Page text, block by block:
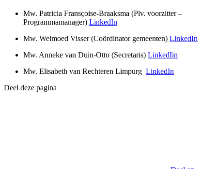
Mw. Patricia Fransçoise-Braaksma (Plv. voorzitter –
Programmamanager) LinkedIn
Mw. Welmoed Visser (Coördinator gemeenten) LinkedIn
Mw. Anneke van Duin-Otto (Secretaris) LinkedIin
Mw. Elisabeth van Rechteren Limpurg LinkedIn
Deel deze pagina